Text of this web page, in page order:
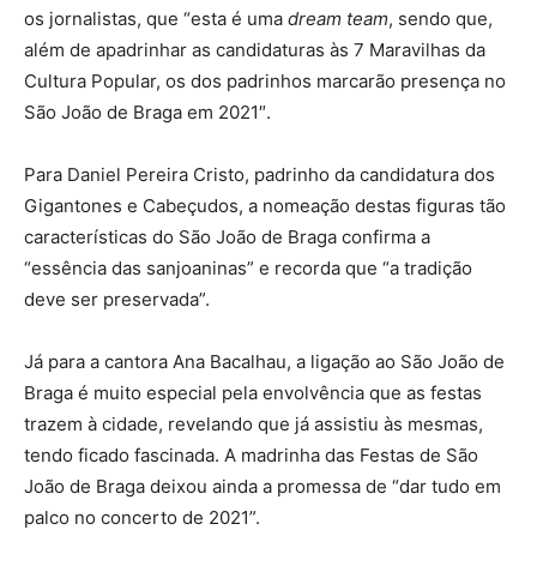
os jornalistas, que “esta é uma dream team, sendo que,
além de apadrinhar as candidaturas às 7 Maravilhas da
Cultura Popular, os dos padrinhos marcarão presença no
São João de Braga em 2021″.
Para Daniel Pereira Cristo, padrinho da candidatura dos
Gigantones e Cabeçudos, a nomeação destas figuras tão
características do São João de Braga confirma a
“essência das sanjoaninas” e recorda que “a tradição
deve ser preservada”.
Já para a cantora Ana Bacalhau, a ligação ao São João de
Braga é muito especial pela envolvência que as festas
trazem à cidade, revelando que já assistiu às mesmas,
tendo ficado fascinada. A madrinha das Festas de São
João de Braga deixou ainda a promessa de “dar tudo em
palco no concerto de 2021”.